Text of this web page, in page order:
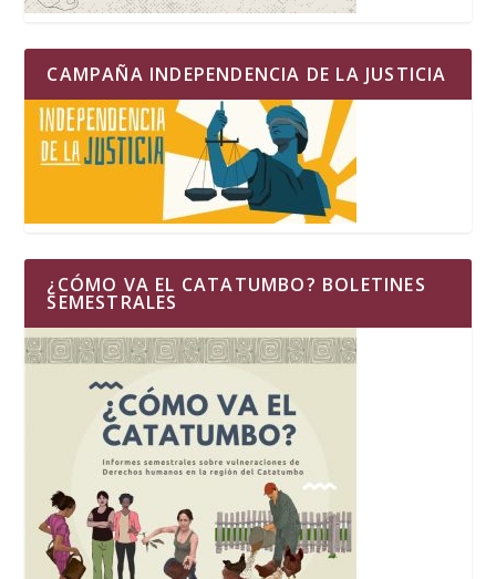
CAMPAÑA INDEPENDENCIA DE LA JUSTICIA
¿CÓMO VA EL CATATUMBO? BOLETINES
SEMESTRALES